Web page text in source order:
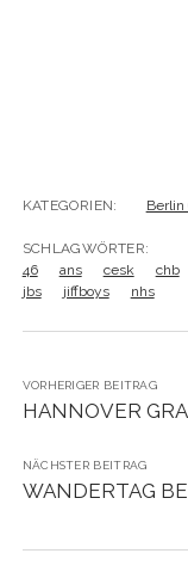
KATEGORIEN: Berlin
SCHLAGWÖRTER:
46
ans cesk chb
jbs
jiffboys nhs
VORHERIGER BEITRAG
HANNOVER
NÄCHSTER BEITRAG
WANDERTAG